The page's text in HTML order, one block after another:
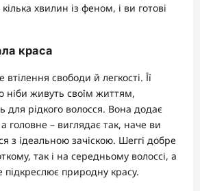
хвилин із феном, і ви готові
краса
свободи й легкості. Її
ніби живуть своїм життям,
для рідкого волосся. Вона додає
головне – виглядає так, наче ви
з ідеальною зачіскою. Шеггі добре
так і на середньому волоссі, а
підкреслює природну красу.